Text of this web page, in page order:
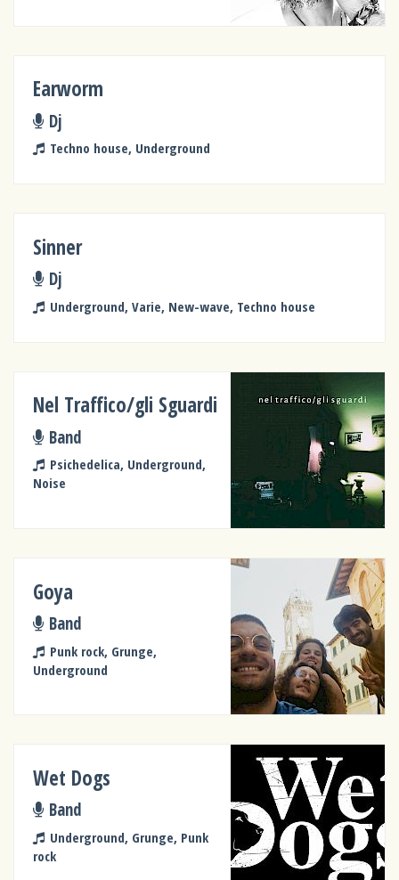
Earworm
Dj
Techno house, Underground
Sinner
Dj
Underground, Varie, New-wave, Techno house
Nel Traffico/gli Sguardi
Band
Psichedelica, Underground,
Noise
Goya
Band
Punk rock, Grunge,
Underground
Wet Dogs
Band
Underground, Grunge, Punk
rock